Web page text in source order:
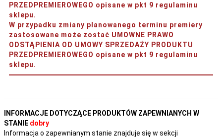
PRZEDPREMIEROWEGO opisane w pkt 9 regulaminu
sklepu.
W przypadku zmiany planowanego terminu premiery
zastosowane może zostać UMOWNE PRAWO
ODSTĄPIENIA OD UMOWY SPRZEDAŻY PRODUKTU
PRZEDPREMIEROWEGO opisane w pkt 9 regulaminu
sklepu.
INFORMACJE DOTYCZĄCE PRODUKTÓW ZAPEWNIANYCH W
STANIE dobry
Informacja o zapewnianym stanie znajduje się w sekcji